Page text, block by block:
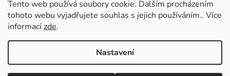
Tento web používá soubory cookie. Dalším procházením
tohoto webu vyjadřujete souhlas s jejich používáním.. Více
informacízde.
Nastavení